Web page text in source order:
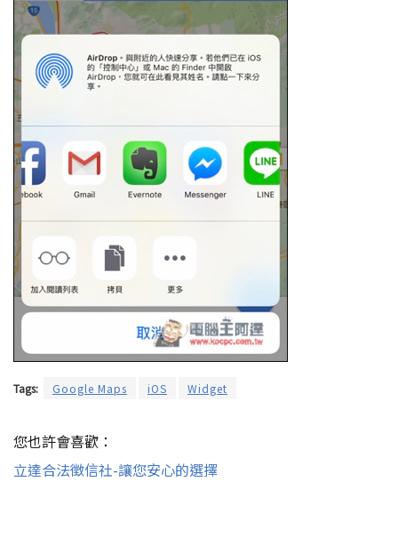
Tags: Google Maps iOS Widget
您也許會喜歡：
立達合法徵信社-讓您安心的選擇